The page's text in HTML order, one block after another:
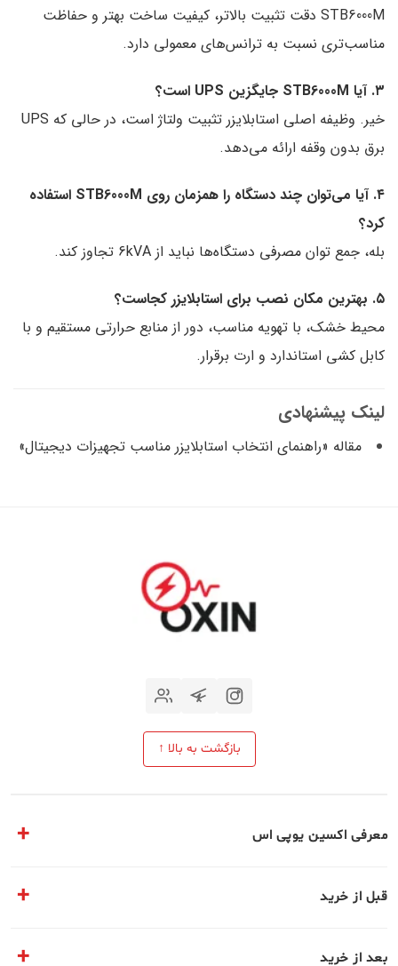
STB6000M دقت تثبیت بالاتر، کیفیت ساخت بهتر و حفاظت
مناسب‌تری نسبت به ترانس‌های معمولی دارد.
۳. آیا STB6000M جایگزین UPS است؟
خیر. وظیفه اصلی استابلایزر تثبیت ولتاژ است، در حالی که UPS
برق بدون وقفه ارائه می‌دهد.
۴. آیا می‌توان چند دستگاه را همزمان روی STB6000M استفاده
کرد؟
بله، جمع توان مصرفی دستگاه‌ها نباید از 6kVA تجاوز کند.
۵. بهترین مکان نصب برای استابلایزر کجاست؟
محیط خشک، با تهویه مناسب، دور از منابع حرارتی مستقیم و با
کابل کشی استاندارد و ارت برقرار.
لینک پیشنهادی
مقاله «راهنمای انتخاب استابلایزر مناسب تجهیزات دیجیتال»
معرفی اکسین یوپی اس
مقالات تخصصی
تماس با ما
قبل از خرید
سوالات متداول
بعد از خرید
بازگشت به بالا ↑